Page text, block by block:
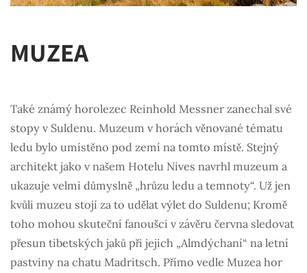
MUZEA
Také známý horolezec Reinhold Messner zanechal své
stopy v Suldenu. Muzeum v horách věnované tématu
ledu bylo umístěno pod zemí na tomto místě. Stejný
architekt jako v našem Hotelu Nives navrhl muzeum a
ukazuje velmi důmyslně „hrůzu ledu a temnoty“. Už jen
kvůli muzeu stojí za to udělat výlet do Suldenu; Kromě
toho mohou skuteční fanoušci v závěru června sledovat
přesun tibetských jaků při jejich „Almdýchaní“ na letní
pastviny na chatu Madritsch. Přímo vedle Muzea hor